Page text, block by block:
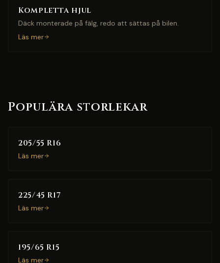
Kompletta hjul
Däck monterade på fälg, redo att sättas på bilen.
Läs mer
Populära storlekar
205/55 R16
Läs mer
225/45 R17
Läs mer
195/65 R15
Läs mer